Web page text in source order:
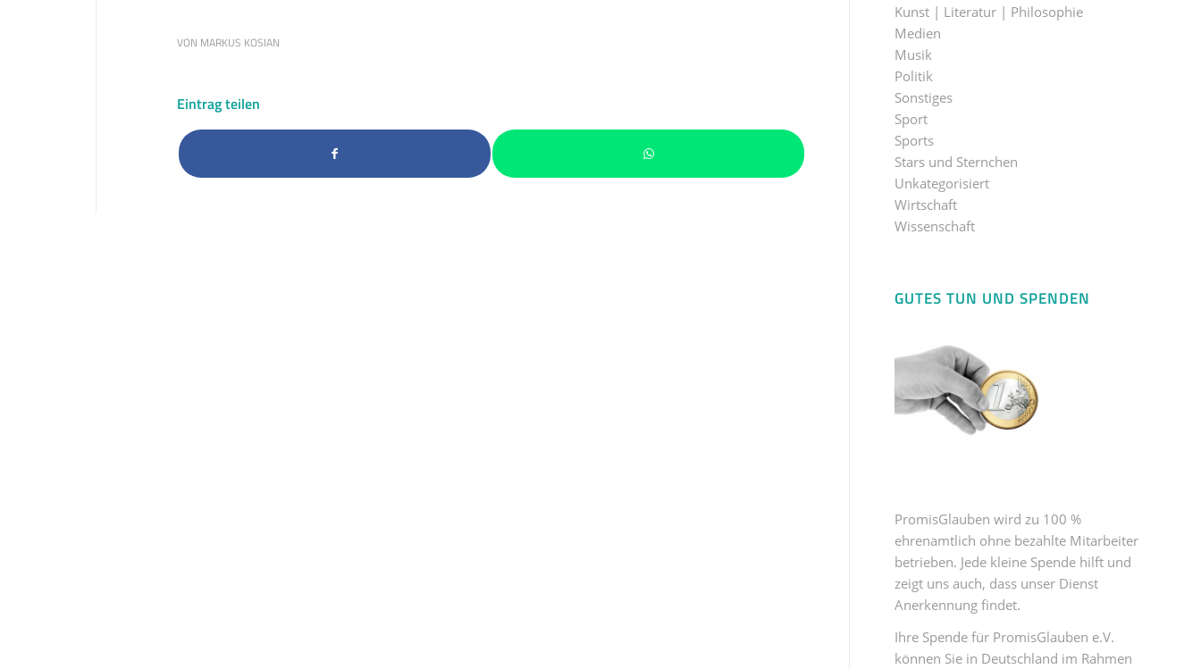
VON MARKUS KOSIAN
Eintrag teilen
Kunst | Literatur | Philosophie
Medien
Musik
Politik
Sonstiges
Sport
Sports
Stars und Sternchen
Unkategorisiert
Wirtschaft
Wissenschaft
GUTES TUN UND SPENDEN
PromisGlauben wird zu 100 %
ehrenamtlich ohne bezahlte Mitarbeiter
betrieben. Jede kleine Spende hilft und
zeigt uns auch, dass unser Dienst
Anerkennung findet.
Ihre Spende für PromisGlauben e.V.
können Sie in Deutschland im Rahmen